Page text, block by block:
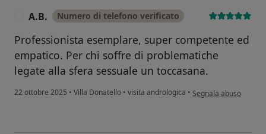
A.B. Numero di telefono verificato
Professionista esemplare, super competente ed
empatico. Per chi soffre di problematiche
legate alla sfera sessuale un toccasana.
22 ottobre 2025 • Villa Donatello • visita andrologica • secondo l'opinione
Segnala abuso